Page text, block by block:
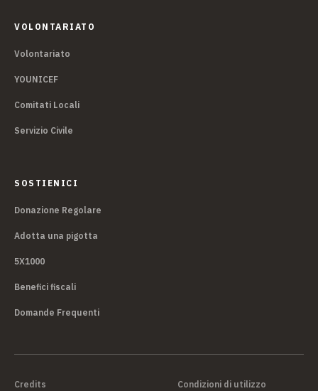
VOLONTARIATO
Volontariato
YOUNICEF
Comitati Locali
Servizio Civile
SOSTIENICI
Donazione Regolare
Adotta una pigotta
5X1000
Benefici fiscali
Domande Frequenti
Credits Condizioni di utilizzo